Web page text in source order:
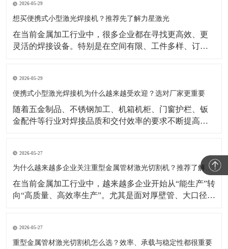
2026-05-29
想买便携式小型激光焊接机？推荐先了解力星激光
在当前金属加工行业中，很多企业都在寻找更高效、更
灵活的焊接设备。特别是在空间有限、工件多样、订单
时的重要衡量标准。也正因为如此，便携式小型激光焊
接机逐渐成为不少企业重点关注的设备类型。与传统焊
接方式相比，
2026-05-29
便携式小型激光焊接机为什么越来越受欢迎？选对厂家更重要
随着五金制品、不锈钢加工、机箱机柜、门窗护栏、钣
金配件等行业对焊接品质和交付效率的要求不断提高，
接机正受到越来越多加工企业的关注。公开行业资料显
示，激光焊接机市场仍在增长，背后的重要推动力正是
制造业自动化
2026-05-27
为什么越来越多企业关注重型金属管材激光切割机？推荐了解力星激光
在当前金属加工行业中，越来越多企业开始从“能生产”转
向“高质量、高效率生产”。尤其是面对厚壁管、大口径
属管材激光切割机凭借切割速度快、适应型材多、自动
化潜力高等优势，正成为很多制造企业升级设备时的重
2026-05-27
重型金属管材激光切割机怎么选？效率、承载与稳定性都很重要